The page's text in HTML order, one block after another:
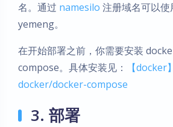
名。通过 namesilo 注册域名可以使
yemeng。
在开始部署之前，你需要安装
compose。具体安装见：
【docker
docker/docker-compose
3. 部署